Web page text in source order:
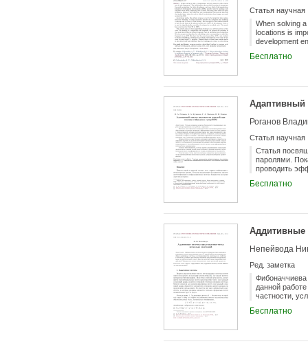
Статья научная
When solving
locations is
development
marked place
abstract
of the code.
multi-line
results in~the
Бесплатно
Адаптивный
Статья научная
Статья
паролями.
проводить
вопросу
хранение и
последние
рекомендации
Бесплатно
Аддитивные
Непейвода
Ред. заметка
данной
частности,
трудности.
Бесплатно